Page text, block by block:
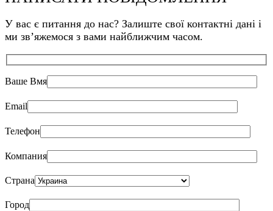
У вас є питання до нас? Залиште свої контактні дані і
ми звʼяжемося з вами найближчим часом.
Ваше Bмя
Email
Телефон
Компания
Страна
Город